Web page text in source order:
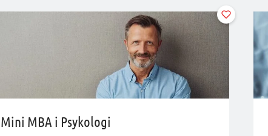
Mini MBA i Psykologi